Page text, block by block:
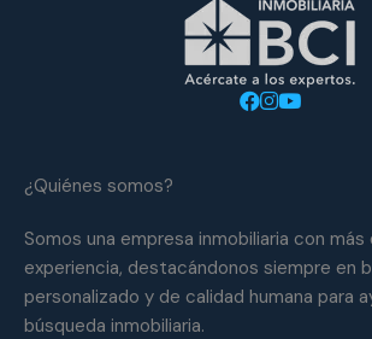
¿Quiénes somos?
Somos una empresa inmobiliaria con
experiencia, destacándonos siempre en
personalizado y de calidad humana para
búsqueda inmobiliaria.